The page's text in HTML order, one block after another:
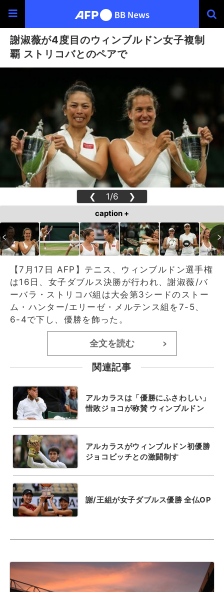
謝淑薇が4度目のウィンブルドン女子複制
覇 ストリコバとのペアで
❮ 1/6 ❯
caption +
【7月17日 AFP】テニス、ウィンブルドン選手権
は16日、女子ダブルス決勝が行われ、謝淑薇/バ
ーバラ・ストリコバ組は大会第3シードのストー
ム・ハンター/エリーゼ・メルテンス組を7-5、
6-4で下し、優勝を飾った。
全文を読む >
関連記事
アルカラスは「優勝にふさわしい」
惜敗ジョコが称賛 ウィンブルドン
アルカラスがウィンブルドン初優勝
ジョコビッチとの激闘制す
謝/王組が女子ダブルス優勝 全仏OP